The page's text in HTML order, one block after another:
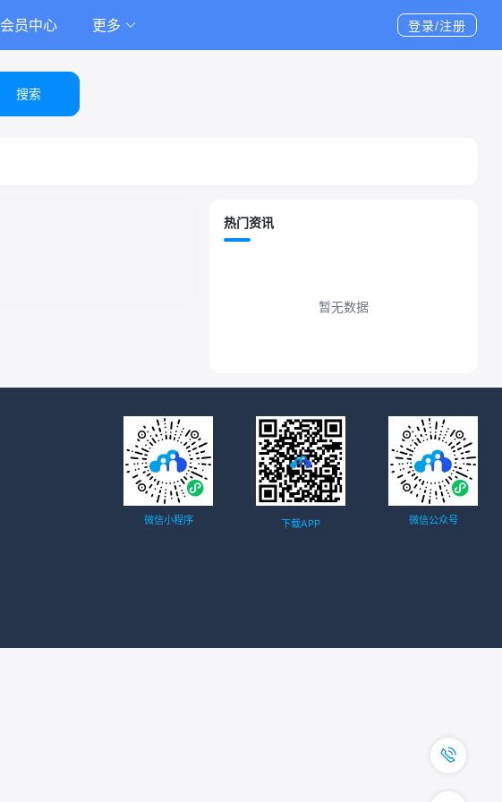
会员中心 更多 登录/注册
搜索
热门资讯
暂无数据
微信小程序 下载APP 微信公众号